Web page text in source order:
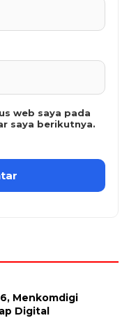
web saya pada
saya berikutnya.
Menkomdigi
Digital